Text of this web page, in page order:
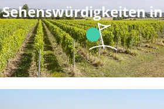
Sehenswürdigkeiten